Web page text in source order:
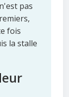
pas
fois
la stalle